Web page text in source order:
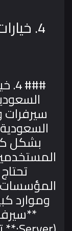
4.
بشكل
المؤسسات
وموارد